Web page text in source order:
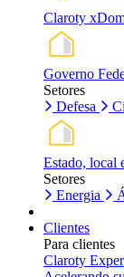
Claroty
Governo
Setores
Defesa
Estado, local
Setores
Energia
Clientes
Para clientes
Claroty